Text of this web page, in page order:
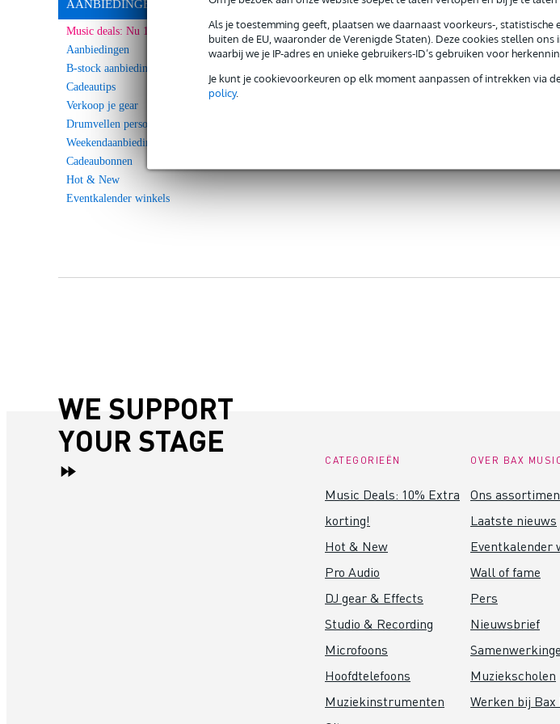
Als je toestemming geeft, plaatsen we daarnaast voorkeurs-,
buiten de EU, waaronder de Verenigde Staten). Deze cookies stellen
waarbij we je IP-adres en unieke gebruikers-ID’s gebruiken voor
Je kunt je cookievoorkeuren op elk moment aanpassen of intrekken via
policy.
AANBIEDINGEN
Music deals: Nu 10% Extra korting!
Aanbiedingen
B-stock aanbiedingen
Cadeautips
Verkoop je gear
Drumvellen personaliseren
Weekendaanbieding
Cadeaubonnen
Hot & New
Eventkalender winkels
WE SUPPORT
YOUR STAGE
CATEGORIEËN
Music Deals: 10% Extra
korting!
Hot & New
Pro Audio
DJ gear & Effects
Studio & Recording
Microfoons
Hoofdtelefoons
Muziekinstrumenten
OVER BAX
Ons
Laatste nieuws
Eventkalender
Wall of fame
Pers
Nieuwsbrief
Muziekscholen
Werken bij Bax